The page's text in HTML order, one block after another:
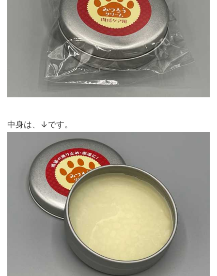
中身は、↓です。